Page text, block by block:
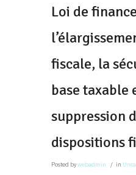
Loi de
fiscale, la
base taxable
suppression
dispositions
Posted bywebadmin in